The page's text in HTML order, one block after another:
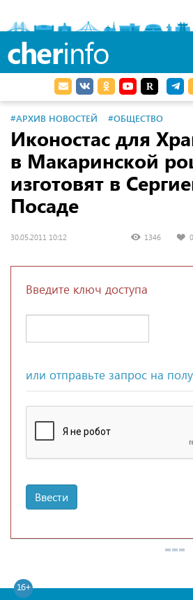
cherinfo
#АРХИВ НОВОСТЕЙ #ОБЩЕСТВО
Иконостас для
в Макаринской
изготовят в
Посаде
30.05.2011 10:12 1346 0
Введите ключ доступа
или отправьте запрос на
Ввести
16+